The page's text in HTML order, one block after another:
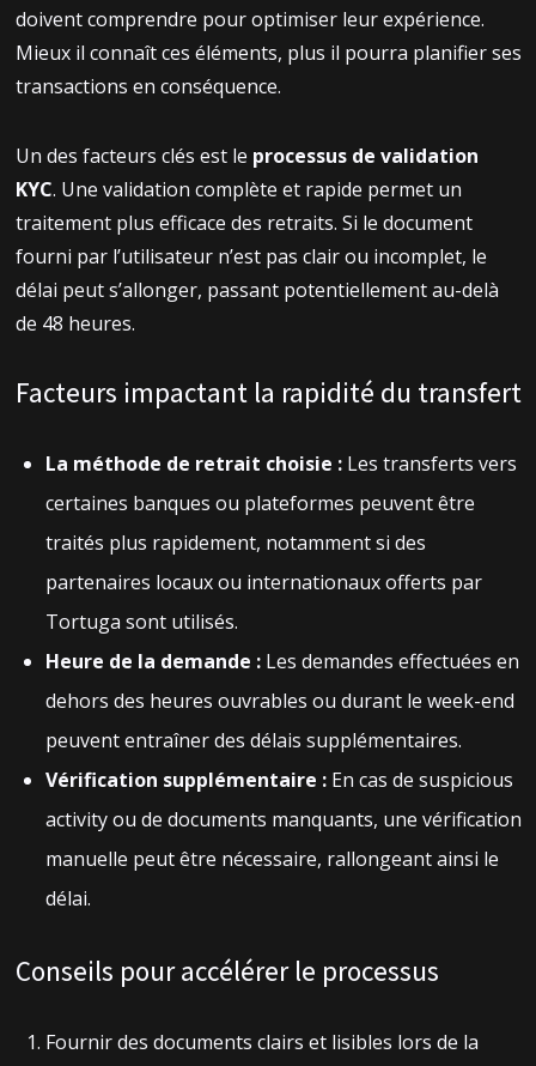
doivent comprendre pour optimiser leur expérience.
Mieux il connaît ces éléments, plus il pourra planifier ses
transactions en conséquence.
Un des facteurs clés est le processus de validation
KYC. Une validation complète et rapide permet un
traitement plus efficace des retraits. Si le document
fourni par l’utilisateur n’est pas clair ou incomplet, le
délai peut s’allonger, passant potentiellement au-delà
de 48 heures.
Facteurs impactant la rapidité du transfert
La méthode de retrait choisie :Les transferts vers
certaines banques ou plateformes peuvent être
traités plus rapidement, notamment si des
partenaires locaux ou internationaux offerts par
Tortuga sont utilisés.
Heure de la demande :Les demandes effectuées en
dehors des heures ouvrables ou durant le week-end
peuvent entraîner des délais supplémentaires.
Vérification supplémentaire :En cas de suspicious
activity ou de documents manquants, une vérification
manuelle peut être nécessaire, rallongeant ainsi le
délai.
Conseils pour accélérer le processus
Fournir des documents clairs et lisibles lors de la